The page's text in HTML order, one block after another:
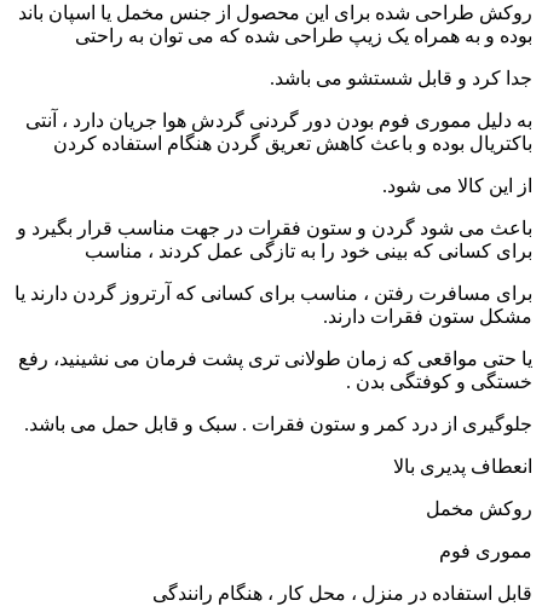
روکش طراحی شده برای این محصول از جنس مخمل یا اسپان باند
بوده و به همراه یک زیپ طراحی شده که می توان به راحتی
جدا کرد و قابل شستشو می باشد.
به دلیل مموری فوم بودن دور گردنی گردش هوا جریان دارد ، آنتی
باکتریال بوده و باعث کاهش تعریق گردن هنگام استفاده کردن
از این کالا می شود.
باعث می شود گردن و ستون فقرات در جهت مناسب قرار بگیرد و
برای کسانی که بینی خود را به تازگی عمل کردند ، مناسب
برای مسافرت رفتن ، مناسب برای کسانی که آرتروز گردن دارند یا
مشکل ستون فقرات دارند.
یا حتی مواقعی که زمان طولانی تری پشت فرمان می نشینید، رفع
خستگی و کوفتگی بدن .
جلوگیری از درد کمر و ستون فقرات . سبک و قابل حمل می باشد.
انعطاف پدیری بالا
روکش مخمل
مموری فوم
قابل استفاده در منزل ، محل کار ، هنگام رانندگی